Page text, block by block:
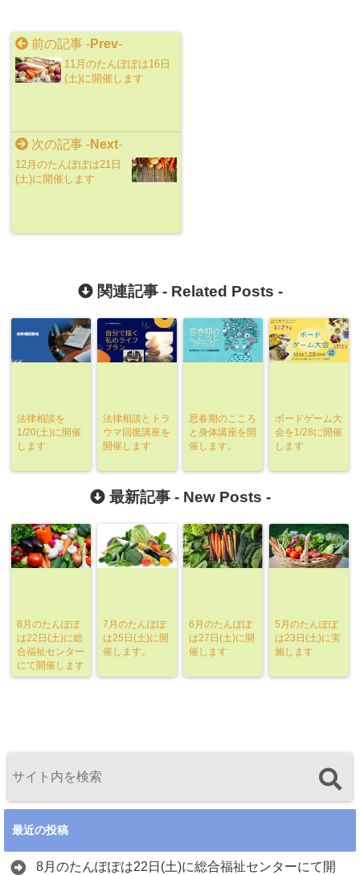
前の記事 -Prev-
11月のたんぽぽは16日
(土)に開催します
次の記事 -Next-
12月のたんぽぽは21日
(土)に開催します
関連記事 - Related Posts -
法律相談を
1/20(土)に開催
します
法律相談とトラ
ウマ回復講座を
開催します
思春期のこころ
と身体講座を開
催します。
ボードゲーム大
会を1/28に開催
します
最新記事 - New Posts -
8月のたんぽぽ
は22日(土)に総
合福祉センター
にて開催します
7月のたんぽぽ
は25日(土)に開
催します。
6月のたんぽぽ
は27日(土)に開
催します
5月のたんぽぽ
は23日(土)に実
施します
最近の投稿
8月のたんぽぽは22日(土)に総合福祉センターにて開